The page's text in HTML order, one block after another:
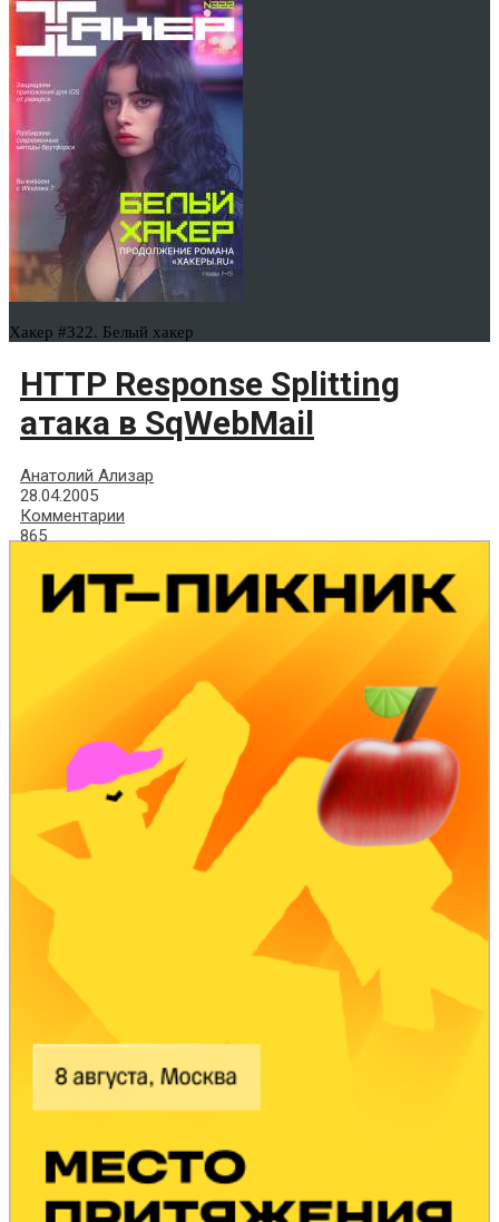
Хакер #322. Белый хакер
HTTP Response Splitting
атака в SqWebMail
Анатолий Ализар
28.04.2005
Комментарии
865